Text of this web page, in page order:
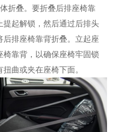
折叠。要折叠后排座椅靠
起解锁，然后通过后排头
排座椅靠背折叠。立起座
靠背，以确保座椅牢固锁
曲或夹在座椅下面。